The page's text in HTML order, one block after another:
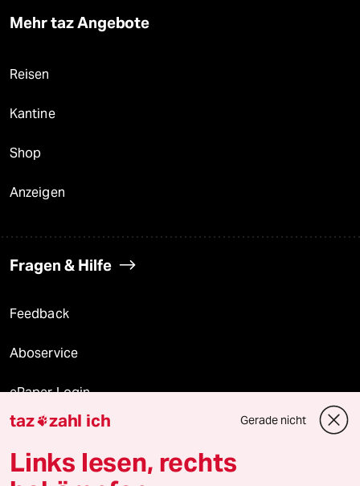
Mehr taz Angebote
Reisen
Kantine
Shop
Anzeigen
Fragen & Hilfe
Feedback
Aboservice
ePaper Login
Downloads für Abonnierende
taz zahl ich Gerade nicht
Links lesen, rechts